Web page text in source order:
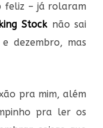
feliz – já rolaram
Stocknão sai
dezembro, mas
pra mim, além
pra ler os